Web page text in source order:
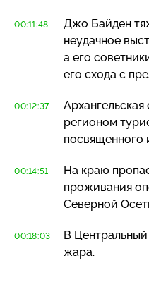
00:11:48
Джо Байден
неудачное
а его
его схода с
00:12:37 Архангельская
регионом
посвященного
00:14:51
На краю
проживания
Северной
00:18:03
В
жара.